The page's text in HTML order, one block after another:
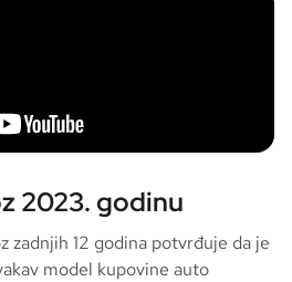
2023. godinu
zadnjih 12 godina potvrđuje da je
model kupovine auto